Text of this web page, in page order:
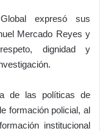
expresó sus
Mercado Reyes y
dignidad y
de las políticas de
formación policial, al
institucional